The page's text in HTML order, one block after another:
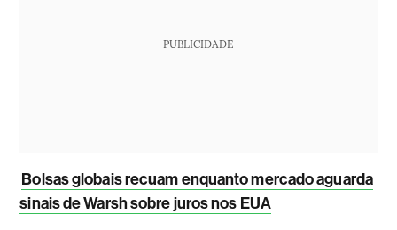
PUBLICIDADE
Bolsas globais recuam enquanto mercado aguarda
sinais de Warsh sobre juros nos EUA